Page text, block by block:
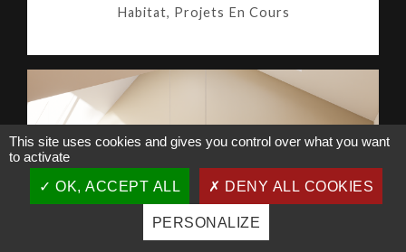
Habitat, Projets En Cours
This site uses cookies and gives you control over what you want
to activate
OK, ACCEPT ALL
DENY ALL COOKIES
PERSONALIZE